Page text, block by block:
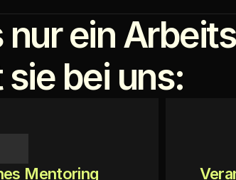
nur ein
bei uns:
Mentoring